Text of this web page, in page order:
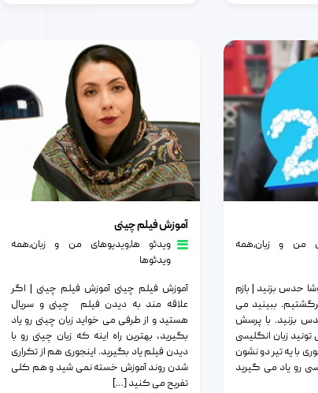
من و زبان٫همه
حدس بزنید | بازم
برگشتیم. ببینید می
بزنید. با پرسش
زبان انگلیسی
با یه تیر دو نشون
رو یاد می گیرید
آموزش فیلم چینی
ویدئو ها٫ویدیوهای من و زبان٫همه
ویدئوها
آموزش فیلم چینی آموزش فیلم چینی | اگر
علاقه مند به دیدن فیلم چینی و سریال
هستید و از طرفی می خواید زبان چینی رو یاد
بگیرید، بهترین راه اینه که زبان چینی رو با
دیدن فیلم یاد بگیرید. اینجوری هم از تکراری
شدن روند آموزش خسته نمی شید و هم کلی
تفریح می کنید […]